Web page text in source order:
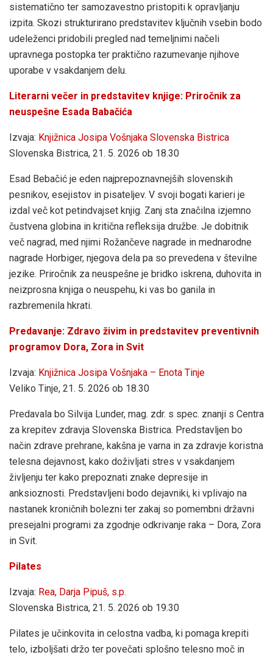
sistematično ter samozavestno pristopiti k opravljanju
izpita. Skozi strukturirano predstavitev ključnih vsebin bodo
udeleženci pridobili pregled nad temeljnimi načeli
upravnega postopka ter praktično razumevanje njihove
uporabe v vsakdanjem delu.
Literarni večer in predstavitev knjige: Priročnik za
neuspešne Esada Babačića
Izvaja: Knjižnica Josipa Vošnjaka Slovenska Bistrica
Slovenska Bistrica, 21. 5. 2026 ob 18.30
Esad Bebačić je eden najprepoznavnejših slovenskih
pesnikov, esejistov in pisateljev. V svoji bogati karieri je
izdal več kot petindvajset knjig. Zanj sta značilna izjemno
čustvena globina in kritična refleksija družbe. Je dobitnik
več nagrad, med njimi Rožančeve nagrade in mednarodne
nagrade Horbiger, njegova dela pa so prevedena v številne
jezike. Priročnik za neuspešne je bridko iskrena, duhovita in
neizprosna knjiga o neuspehu, ki vas bo ganila in
razbremenila hkrati.
Predavanje: Zdravo živim in predstavitev preventivnih
programov Dora, Zora in Svit
Izvaja: Knjižnica Josipa Vošnjaka – Enota Tinje
Veliko Tinje, 21. 5. 2026 ob 18.30
Predavala bo Silvija Lunder, mag. zdr. s spec. znanji s Centra
za krepitev zdravja Slovenska Bistrica. Predstavljen bo
način zdrave prehrane, kakšna je varna in za zdravje koristna
telesna dejavnost, kako doživljati stres v vsakdanjem
življenju ter kako prepoznati znake depresije in
anksioznosti. Predstavljeni bodo dejavniki, ki vplivajo na
nastanek kroničnih bolezni ter zakaj so pomembni državni
presejalni programi za zgodnje odkrivanje raka – Dora, Zora
in Svit.
Pilates
Izvaja: Rea, Darja Pipuš, s.p.
Slovenska Bistrica, 21. 5. 2026 ob 19.30
Pilates je učinkovita in celostna vadba, ki pomaga krepiti
telo, izboljšati držo ter povečati splošno telesno moč in